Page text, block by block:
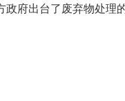
府出台了废弃物处理